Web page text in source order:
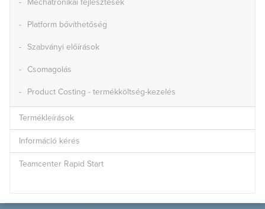
Mechatronikai fejlesztések
Platform bővíthetőség
Szabványi előírások
Csomagolás
Product Costing - termékköltség-kezelés
Termékleírások
Információ kérés
Teamcenter Rapid Start